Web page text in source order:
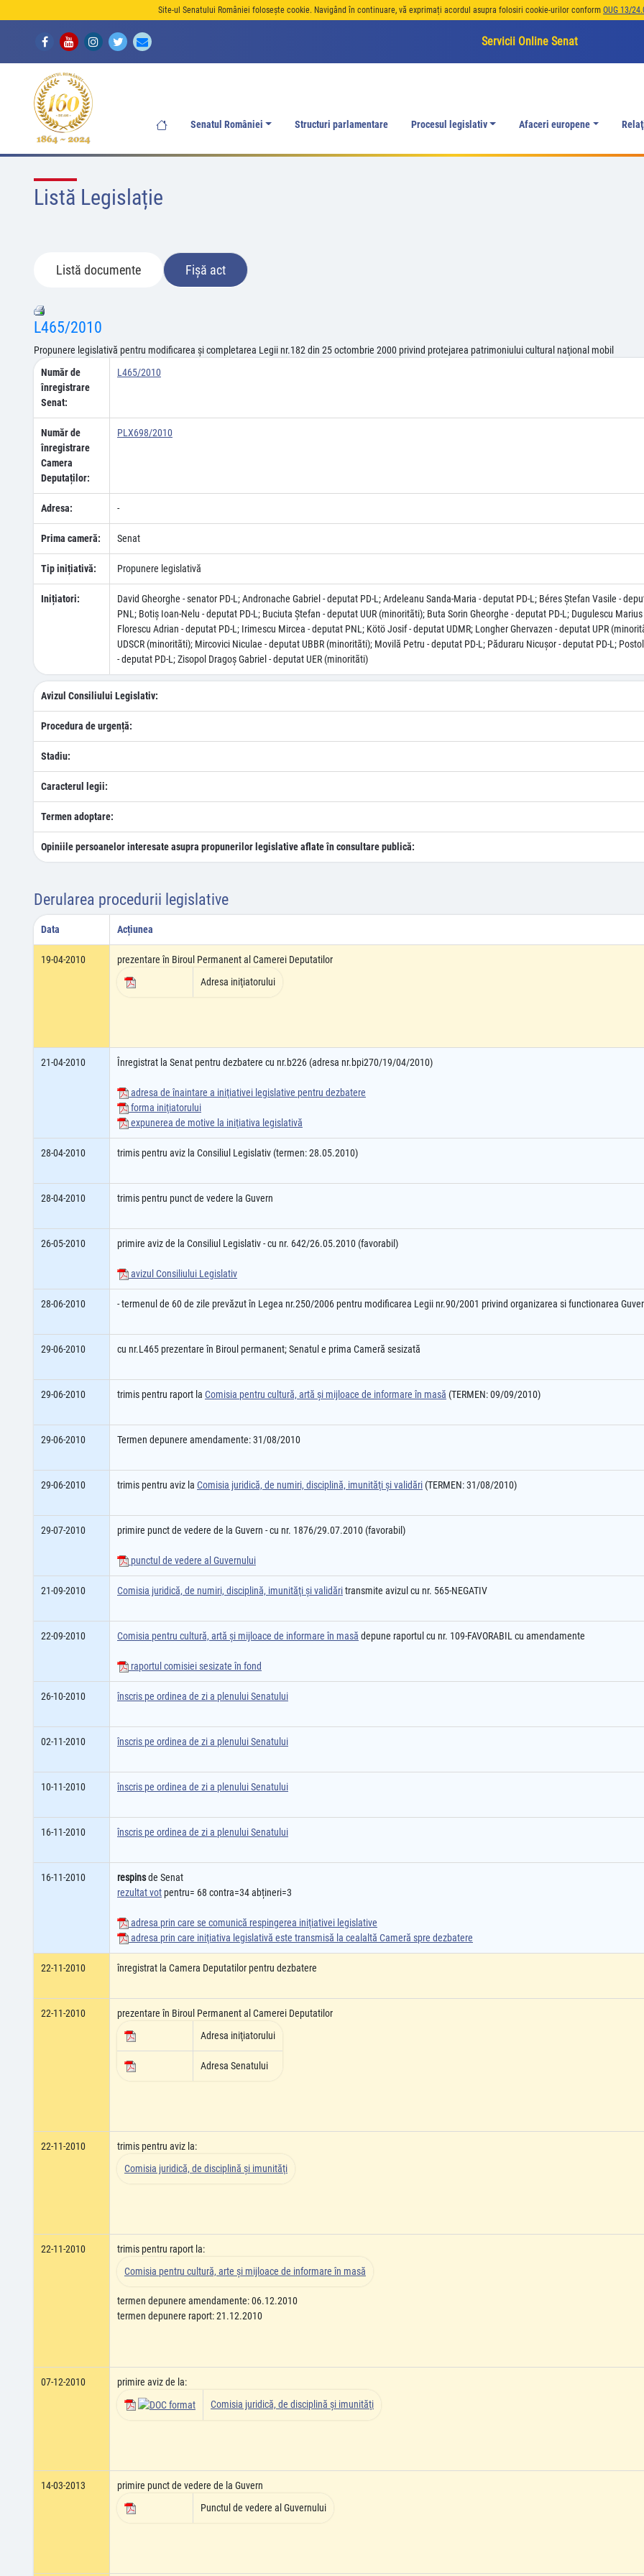
Site-ul Senatului României folosește cookie. Navigând în continuare, vă exprimați acordul asupra folosiri cookie-urilor conform OUG 13/
Servicii Online Senat
Senatul României Structuri parlamentare Procesul legislativ Afaceri europene
Listă Legislație
Listă documente Fișă act
L465/2010
Propunere legislativă pentru modificarea şi completarea Legii nr.182 din 25 octombrie 2000 privind protejarea patrimoniului cultural naţional mobil
Număr de
înregistrare
Senat:
L465/2010
Număr de
înregistrare
Camera
Deputaților:
PLX698/2010
Adresa: -
Prima cameră: Senat
Tip inițiativă: Propunere legislativă
Inițiatori:
David Gheorghe - senator PD-L; Andronache Gabriel - deputat PD-L; Ardeleanu Sanda-Maria - deputat PD-L; Béres Ştefan Vasile -
PNL; Botiş Ioan-Nelu - deputat PD-L; Buciuta Ştefan - deputat UUR (minoritãti); Buta Sorin Gheorghe - deputat PD-L; Dugulescu
Florescu Adrian - deputat PD-L; Irimescu Mircea - deputat PNL; Kötö Josif - deputat UDMR; Longher Ghervazen - deputat UPR
UDSCR (minoritãti); Mircovici Niculae - deputat UBBR (minoritãti); Movilă Petru - deputat PD-L; Păduraru Nicuşor - deputat PD-L;
- deputat PD-L; Zisopol Dragoş Gabriel - deputat UER (minoritãti)
Avizul Consiliului Legislativ:
Procedura de urgență:
Stadiu:
Caracterul legii:
Termen adoptare:
Opiniile persoanelor interesate asupra propunerilor legislative aflate în consultare publică:
Derularea procedurii legislative
Data Acțiunea
19-04-2010
prezentare în Biroul Permanent al Camerei Deputatilor
Adresa iniţiatorului
21-04-2010 Înregistrat la Senat pentru dezbatere cu nr.b226 (adresa nr.bpi270/19/04/2010)
adresa de înaintare a iniţiativei legislative pentru dezbatere
forma iniţiatorului
expunerea de motive la iniţiativa legislativă
28-04-2010 trimis pentru aviz la Consiliul Legislativ (termen: 28.05.2010)
28-04-2010 trimis pentru punct de vedere la Guvern
26-05-2010 primire aviz de la Consiliul Legislativ - cu nr. 642/26.05.2010 (favorabil)
avizul Consiliului Legislativ
28-06-2010 - termenul de 60 de zile prevăzut în Legea nr.250/2006 pentru modificarea Legii nr.90/2001 privind organizarea si functionarea
29-06-2010 cu nr.L465 prezentare în Biroul permanent; Senatul e prima Cameră sesizată
29-06-2010 trimis pentru raport la Comisia pentru cultură, artă şi mijloace de informare în masă (TERMEN: 09/09/2010)
29-06-2010 Termen depunere amendamente: 31/08/2010
29-06-2010 trimis pentru aviz la Comisia juridică, de numiri, disciplină, imunităţi şi validări (TERMEN: 31/08/2010)
29-07-2010 primire punct de vedere de la Guvern - cu nr. 1876/29.07.2010 (favorabil)
punctul de vedere al Guvernului
21-09-2010 Comisia juridică, de numiri, disciplină, imunităţi şi validăritransmite avizul cu nr. 565-NEGATIV
22-09-2010 Comisia pentru cultură, artă şi mijloace de informare în masă depune raportul cu nr. 109-FAVORABIL cu amendamente
raportul comisiei sesizate în fond
26-10-2010 înscris pe ordinea de zi a plenului Senatului
02-11-2010 înscris pe ordinea de zi a plenului Senatului
10-11-2010 înscris pe ordinea de zi a plenului Senatului
16-11-2010 înscris pe ordinea de zi a plenului Senatului
16-11-2010 respinsde Senat
rezultat vot pentru= 68 contra=34 abțineri=3
adresa prin care se comunică respingerea iniţiativei legislative
adresa prin care iniţiativa legislativă este transmisă la cealaltă Cameră spre dezbatere
22-11-2010 înregistrat la Camera Deputatilor pentru dezbatere
22-11-2010
prezentare în Biroul Permanent al Camerei Deputatilor
Adresa iniţiatorului
Adresa Senatului
22-11-2010
trimis pentru aviz la:
Comisia juridică, de disciplină şi imunităţi
22-11-2010
trimis pentru raport la:
Comisia pentru cultură, arte şi mijloace de informare în masă
termen depunere amendamente: 06.12.2010
termen depunere raport: 21.12.2010
07-12-2010
primire aviz de la:
Comisia juridică, de disciplină şi imunităţi
14-03-2013
primire punct de vedere de la Guvern
Punctul de vedere al Guvernului